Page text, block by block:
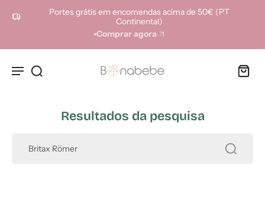
Portes grátis em encomendas acima de 50€ (PT
Continental)
Comprar agora
Resultados da pesquisa